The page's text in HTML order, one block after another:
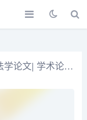
法律图书馆 - 法律论文资料库| 法学论文| 学术论文| 法学毕业论文